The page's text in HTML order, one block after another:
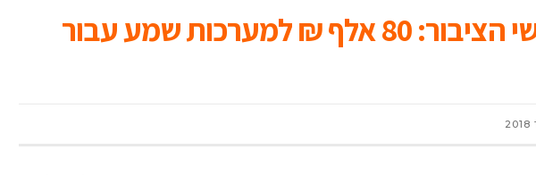
שומעים את רחשי הציבור: 80 אלף ₪ למערכות שמע עבור